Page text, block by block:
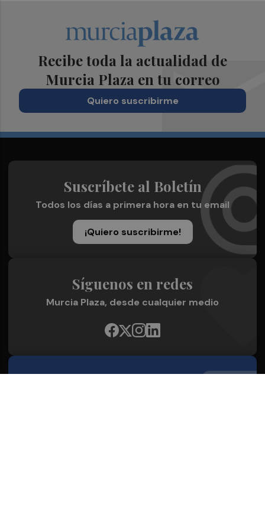
Recibe toda la actualidad de
Murcia Plaza en tu correo
Quiero suscribirme
Suscríbete al Boletín
Todos los días a primera hora en tu email
¡Quiero suscribirme!
Síguenos en redes
Murcia Plaza, desde cualquier medio